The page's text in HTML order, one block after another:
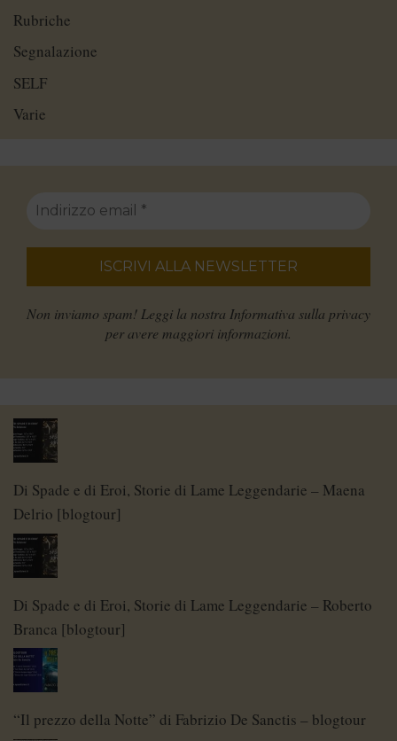
Rubriche
Segnalazione
SELF
Varie
Non inviamo spam! Leggi la nostra Informativa sulla privacy
per avere maggiori informazioni.
Di Spade e di Eroi, Storie di Lame Leggendarie – Maena
Delrio [blogtour]
Di Spade e di Eroi, Storie di Lame Leggendarie – Roberto
Branca [blogtour]
“Il prezzo della Notte” di Fabrizio De Sanctis – blogtour